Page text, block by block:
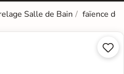
Salle de Bain faïence

